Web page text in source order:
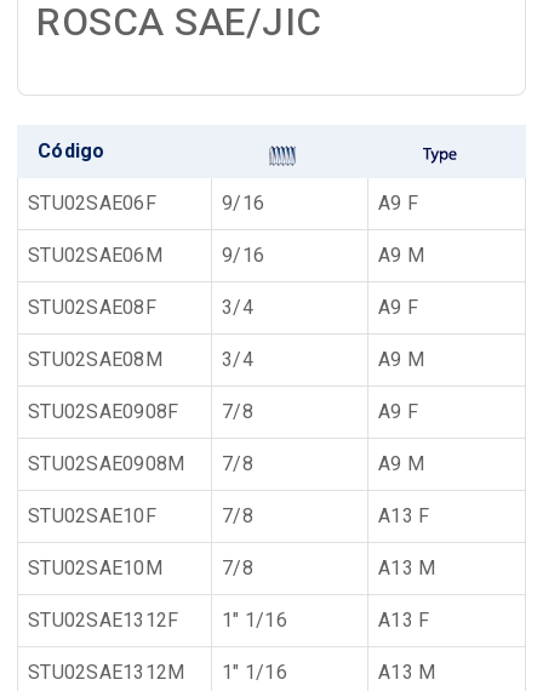
ROSCA SAE/JIC
Código
STU02SAE06F 9/16 A9 F
STU02SAE06M 9/16 A9 M
STU02SAE08F 3/4 A9 F
STU02SAE08M 3/4 A9 M
STU02SAE0908F 7/8 A9 F
STU02SAE0908M 7/8 A9 M
STU02SAE10F 7/8 A13 F
STU02SAE10M 7/8 A13 M
STU02SAE1312F 1" 1/16 A13 F
STU02SAE1312M 1" 1/16 A13 M